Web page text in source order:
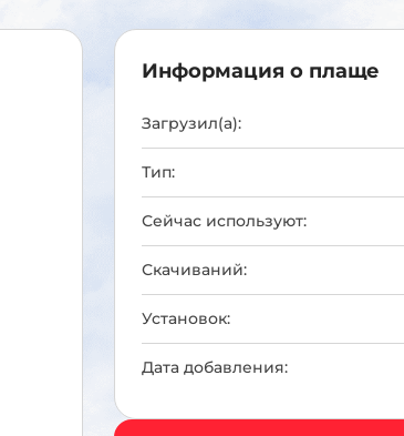
KO
Информация о плаще
Загрузил(а):
Тип:
Сейчас используют:
Скачиваний:
Установок:
Дата добавления: